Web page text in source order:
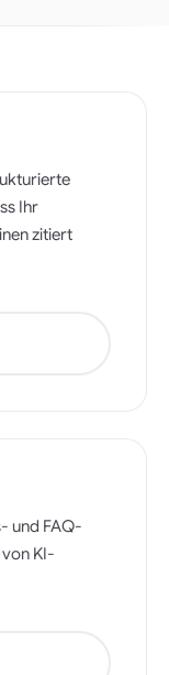
Ihr
zitiert
und FAQ-
KI-